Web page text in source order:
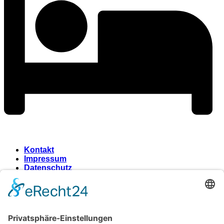
Kontakt
Impressum
Datenschutz
Zustimmung, um den